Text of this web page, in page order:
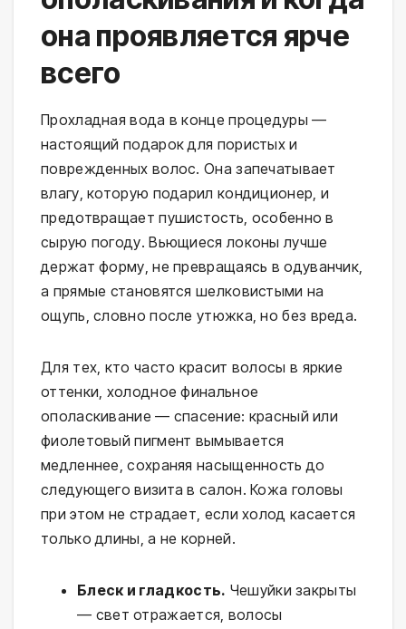
она проявляется ярче
всего
Прохладная вода в конце процедуры —
настоящий подарок для пористых и
поврежденных волос. Она запечатывает
влагу, которую подарил кондиционер, и
предотвращает пушистость, особенно в
сырую погоду. Вьющиеся локоны лучше
держат форму, не превращаясь в одуванчик,
а прямые становятся шелковистыми на
ощупь, словно после утюжка, но без вреда.
Для тех, кто часто красит волосы в яркие
оттенки, холодное финальное
ополаскивание — спасение: красный или
фиолетовый пигмент вымывается
медленнее, сохраняя насыщенность до
следующего визита в салон. Кожа головы
при этом не страдает, если холод касается
только длины, а не корней.
Блеск и гладкость. Чешуйки закрыты
— свет отражается, волосы